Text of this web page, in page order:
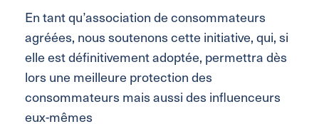
En tant qu’association de consommateurs
agréées, nous soutenons cette initiative, qui, si
elle est définitivement adoptée, permettra dès
lors une meilleure protection des
consommateurs mais aussi des influenceurs
eux-mêmes